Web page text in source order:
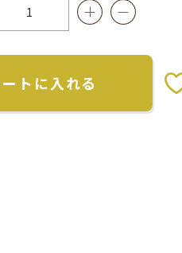
トに入れるお気に入りボタン